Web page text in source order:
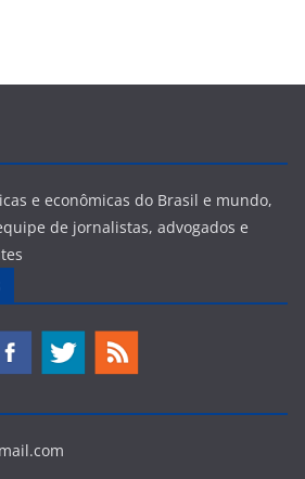
e econômicas do Brasil e mundo,
de jornalistas, advogados e